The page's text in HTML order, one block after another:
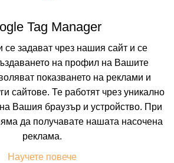
цена от 176.02 лв. /90.00 €
На изплащане с
ЦЕНА
Tag Manager
се задават чрез нашия сайт и се
на профил на Вашите
показването на реклами и
сайтове. Те работят чрез уникално
Вашия браузър и устройство. При
да получавате нашата насочена
реклама.
Научете повече